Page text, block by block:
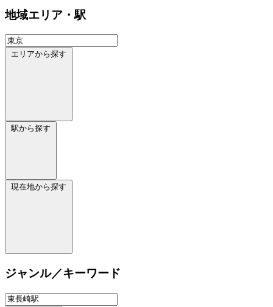
地域エリア・駅
エリアから探す
駅から探す
現在地から探す
ジャンル／キーワード